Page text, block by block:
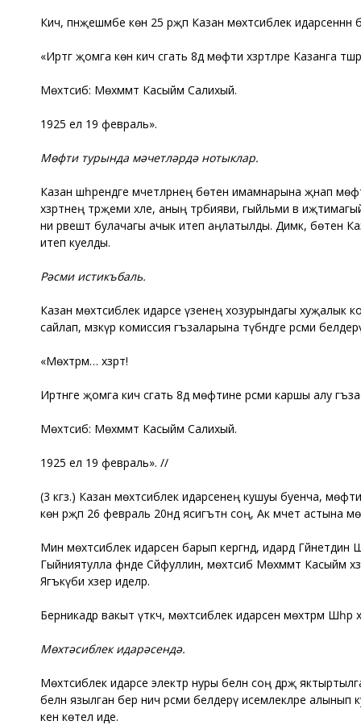
Кичә, пәнҗешәмбе көн 25 рәҗәп Казан мөхтәсиблек
«Иртәгә җомга көн кич сәгать 8дә мөфти хәзрәтләре
Мөхтәсиб: Мөхәммәт Касыйм Салихый.
1925 ел 19 февраль».
Мөфти турында мәчетләрдә нотыклар.
Казан шәһәрендәге мәчетләрнең бөтен имамнарына җәнап
хәзрәтнең тәрҗемәи хәле, аның тәрбияви, гыйльми вә
ни рәвештә булачагы ачык итеп аңлатылды. Димәк, бөтен
итеп куелды.
Рәсми истикъбаль.
Казан мөхтәсиблек идарәсе үзенең хозурындагы хуҗалык
сайлап, мәзкүр комиссия әгъзаларына түбәндәге рәсми
«Мөхтәрәм… хәзрәт!
Иртәнге җомга кич сәгать 8дә мөфтине рәсми каршы алу
Мөхтәсиб: Мөхәммәт Касыйм Салихый.
1925 ел 19 февраль». //
(3 кгз.) Казан мөхтәсиблек идарәсенең кушуы буенча,
көн рәҗәп 26 февраль 20ндә ясигътән соң, Ак мәчет астына
Мин мөхтәсиблек идарәсенә барып кергәндә, идарәдә
Гыйниятулла әфәнде Сәйфуллин, мөхтәсиб Мөхәммәт Касыйм
Ягъкүби хәзер иделәр.
Берникадәр вакыт үткәч, мөхтәсиблек идарәсенә мөхтәрәм
Мөхтәсиблек идарәсендә.
Мөхтәсиблек идарәсе электр нуры белән соң дәрәҗә
белән язылган бер ничә рәсми белдерү исемлекләре алынып
кенә көтелә иде.